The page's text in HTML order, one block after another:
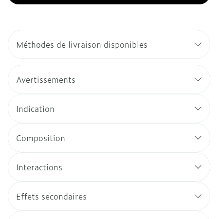
Méthodes de livraison disponibles
Avertissements
Indication
Composition
Interactions
Effets secondaires